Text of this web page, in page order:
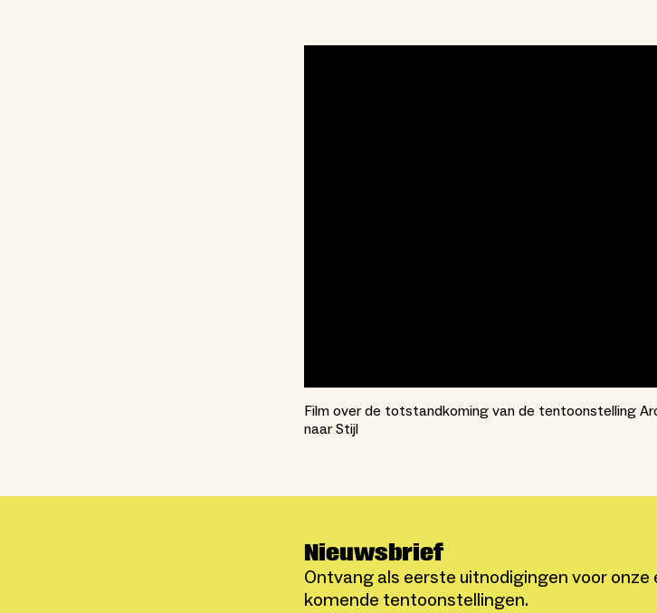
Film over de totstandkoming van de tentoonstelling
naar Stijl
Nieuwsbrief
Ontvang als eerste uitnodigingen voor
komende tentoonstellingen.